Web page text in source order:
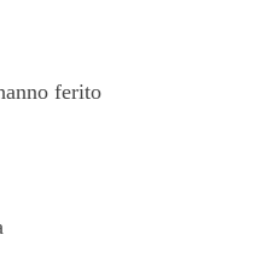
ferito